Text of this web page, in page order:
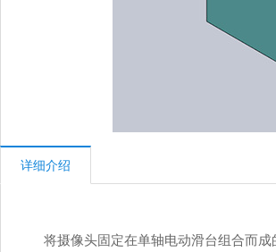
详细介绍
将摄像头固定在单轴电动滑台组合而